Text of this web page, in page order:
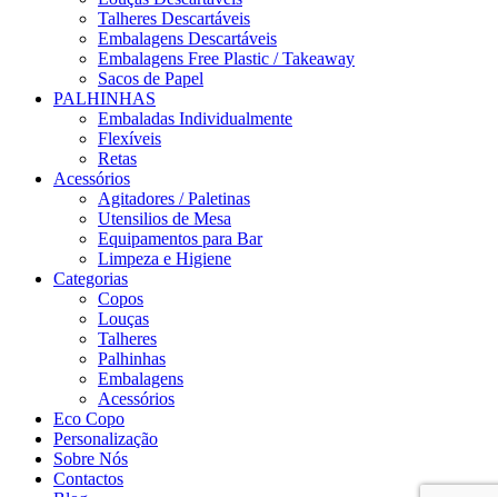
Talheres Descartáveis
Embalagens Descartáveis
Embalagens Free Plastic / Takeaway
Sacos de Papel
PALHINHAS
Embaladas Individualmente
Flexíveis
Retas
Acessórios
Agitadores / Paletinas
Utensilios de Mesa
Equipamentos para Bar
Limpeza e Higiene
Categorias
Copos
Louças
Talheres
Palhinhas
Embalagens
Acessórios
Eco Copo
Personalização
Sobre Nós
Contactos